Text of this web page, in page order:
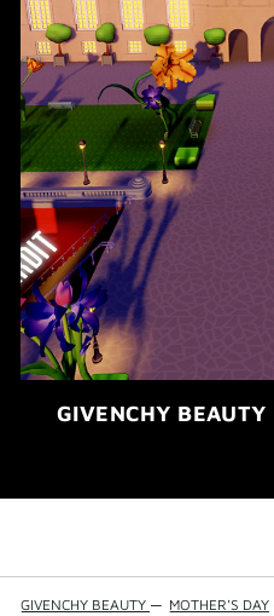
GIVENCHY
GIVENCHY BEAUTY — MOTHER'S DAY